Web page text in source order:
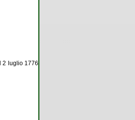
2 luglio 1776